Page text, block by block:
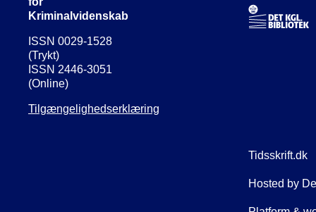
Kriminalvidenskab
ISSN 0029-1528
(Trykt)
ISSN 2446-3051
(Online)
Tilgængelighedserklæring